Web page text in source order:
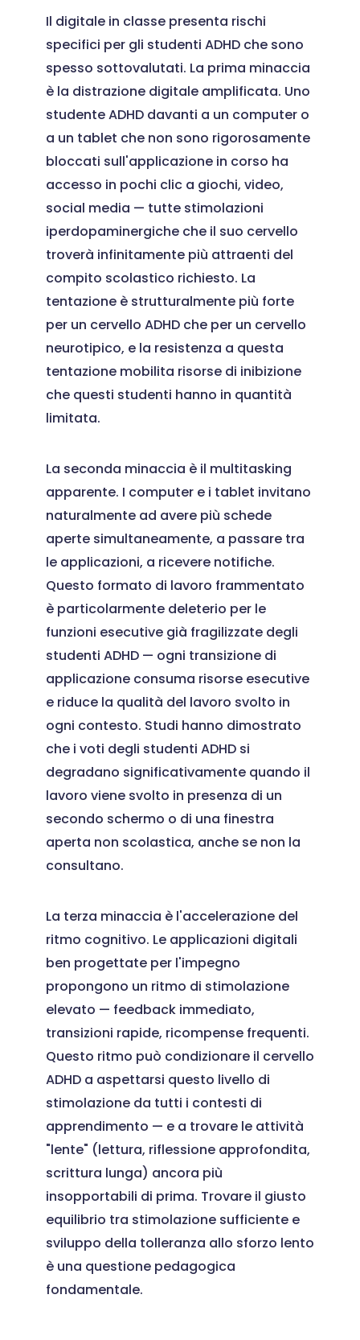
Il digitale in classe presenta rischi
specifici per gli studenti ADHD che sono
spesso sottovalutati. La prima minaccia
è la distrazione digitale amplificata. Uno
studente ADHD davanti a un computer o
a un tablet che non sono rigorosamente
bloccati sull'applicazione in corso ha
accesso in pochi clic a giochi, video,
social media — tutte stimolazioni
iperdopaminergiche che il suo cervello
troverà infinitamente più attraenti del
compito scolastico richiesto. La
tentazione è strutturalmente più forte
per un cervello ADHD che per un cervello
neurotipico, e la resistenza a questa
tentazione mobilita risorse di inibizione
che questi studenti hanno in quantità
limitata.
La seconda minaccia è il multitasking
apparente. I computer e i tablet invitano
naturalmente ad avere più schede
aperte simultaneamente, a passare tra
le applicazioni, a ricevere notifiche.
Questo formato di lavoro frammentato
è particolarmente deleterio per le
funzioni esecutive già fragilizzate degli
studenti ADHD — ogni transizione di
applicazione consuma risorse esecutive
e riduce la qualità del lavoro svolto in
ogni contesto. Studi hanno dimostrato
che i voti degli studenti ADHD si
degradano significativamente quando il
lavoro viene svolto in presenza di un
secondo schermo o di una finestra
aperta non scolastica, anche se non la
consultano.
La terza minaccia è l'accelerazione del
ritmo cognitivo. Le applicazioni digitali
ben progettate per l'impegno
propongono un ritmo di stimolazione
elevato — feedback immediato,
transizioni rapide, ricompense frequenti.
Questo ritmo può condizionare il cervello
ADHD a aspettarsi questo livello di
stimolazione da tutti i contesti di
apprendimento — e a trovare le attività
"lente" (lettura, riflessione approfondita,
scrittura lunga) ancora più
insopportabili di prima. Trovare il giusto
equilibrio tra stimolazione sufficiente e
sviluppo della tolleranza allo sforzo lento
è una questione pedagogica
fondamentale.